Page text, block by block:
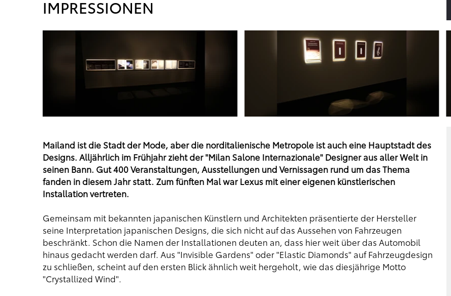
IMPRESSIONEN
Mailand ist die Stadt der Mode, aber die norditalienische Metropole ist auch eine Hauptstadt des
Designs. Alljährlich im Frühjahr zieht der "Milan Salone Internazionale" Designer aus aller Welt in
seinen Bann. Gut 400 Veranstaltungen, Ausstellungen und Vernissagen rund um das Thema
fanden in diesem Jahr statt. Zum fünften Mal war Lexus mit einer eigenen künstlerischen
Installation vertreten.
Gemeinsam mit bekannten japanischen Künstlern und Architekten präsentierte der Hersteller
seine Interpretation japanischen Designs, die sich nicht auf das Aussehen von Fahrzeugen
beschränkt. Schon die Namen der Installationen deuten an, dass hier weit über das Automobil
hinaus gedacht werden darf. Aus "Invisible Gardens" oder "Elastic Diamonds" auf Fahrzeugdesign
zu schließen, scheint auf den ersten Blick ähnlich weit hergeholt, wie das diesjährige Motto
"Crystallized Wind".